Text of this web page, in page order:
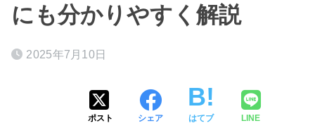
にも分かりやすく解説
2025年7月10日
ポスト シェア はてブ LINE